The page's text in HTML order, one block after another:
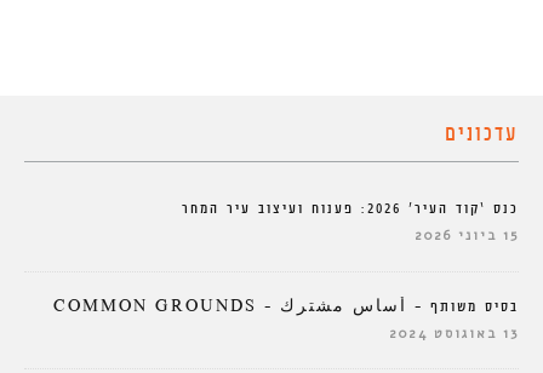
עדכונים
כנס ‘קוד העיר’ 2026: פענוח ועיצוב עיר המחר
15 ביוני 2026
בסיס משותף – أساس مشترك – COMMON GROUNDS
13 באוגוסט 2024